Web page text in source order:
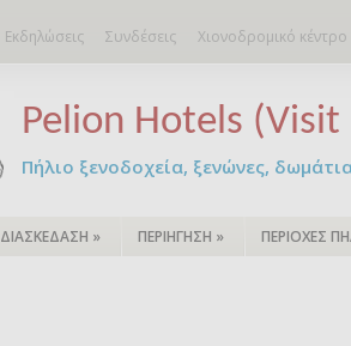
Εκδηλώσεις Συνδέσεις Χιονοδρομικό
Pelion Hotels (Visit
Πήλιο ξενοδοχεία, ξενώνες,
ΔΙΑΣΚΕΔΑΣΗ » ΠΕΡΙΗΓΗΣΗ » ΠΕΡΙΟΧΕΣ